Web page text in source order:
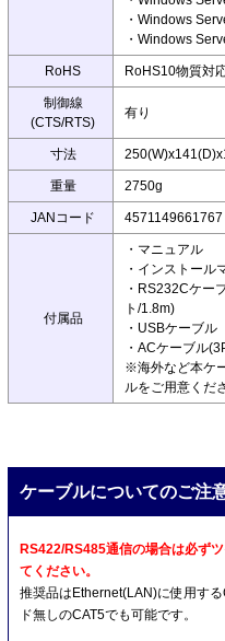
・Windows
・Windows
RoHS RoHS10物質対
制御線
(CTS/RTS)
有り
寸法
重量 2750g
JANコード 4571149661767
付属品
・マニュアル
・インストール
・RS232Cケー
ト/1.8m)
・USBケーブル
・ACケーブル
※海外など本ケ
ルをご用意くだ
ケーブルについてのご注
RS422/RS485通信の場合は必ず
てください。
推奨品はEthernet(LAN)に使用す
ド無しのCAT5でも可能です。